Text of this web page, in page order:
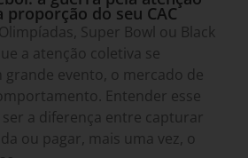
proporção do seu CAC
Super Bowl ou Black
a atenção coletiva se
evento, o mercado de
Entender esse
a diferença entre capturar
ou pagar, mais uma vez, o